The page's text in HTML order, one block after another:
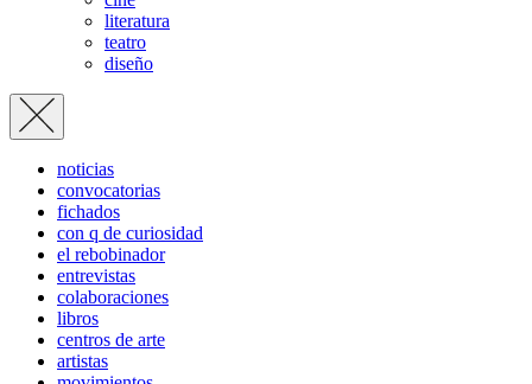
literatura
teatro
diseño
noticias
convocatorias
fichados
con q de curiosidad
el rebobinador
entrevistas
colaboraciones
libros
centros de arte
artistas